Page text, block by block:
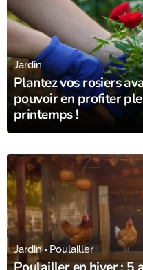
Plantez vos rosiers
pouvoir en profiter
printemps !
Jardin
Jardin Poulailler